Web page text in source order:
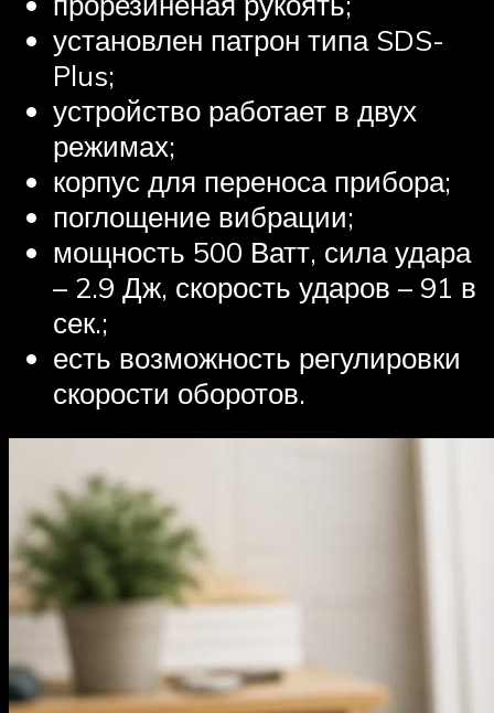
установлен патрон типа SDS-
Plus;
устройство работает в двух
режимах;
корпус для переноса прибора;
поглощение вибрации;
мощность 500 Ватт, сила удара
– 2.9 Дж, скорость ударов – 91 в
сек.;
есть возможность регулировки
скорости оборотов.